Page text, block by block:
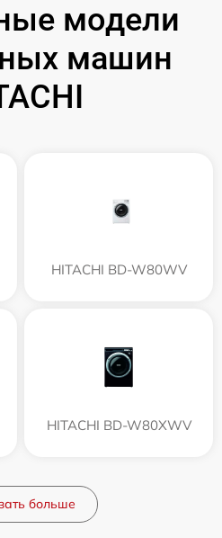
модели
машин
HITACHI BD-W80WV
HITACHI BD-W80XWV
больше